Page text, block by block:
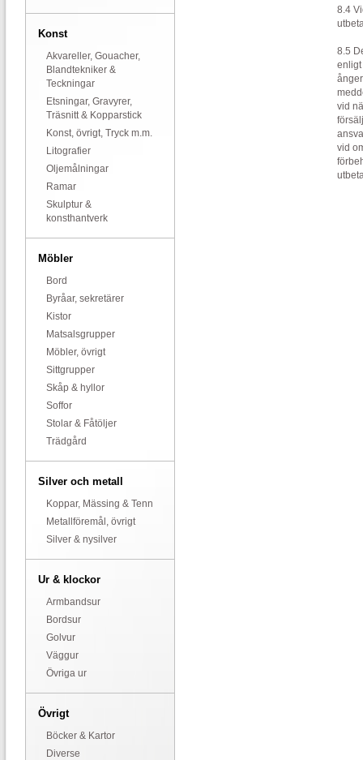
Konst
Akvareller, Gouacher,
Blandtekniker &
Teckningar
Etsningar, Gravyrer,
Träsnitt & Kopparstick
Konst, övrigt, Tryck m.m.
Litografier
Oljemålningar
Ramar
Skulptur &
konsthantverk
Möbler
Bord
Byråar, sekretärer
Kistor
Matsalsgrupper
Möbler, övrigt
Sittgrupper
Skåp & hyllor
Soffor
Stolar & Fåtöljer
Trädgård
Silver och metall
Koppar, Mässing & Tenn
Metallföremål, övrigt
Silver & nysilver
Ur & klockor
Armbandsur
Bordsur
Golvur
Väggur
Övriga ur
Övrigt
Böcker & Kartor
Diverse
8.4
8.5
enligt
vid
vid